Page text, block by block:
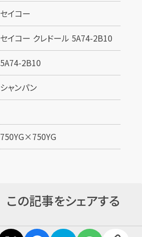
セイコー
セイコー クレドール 5A74-2B10
5A74-2B10
シャンパン
750YG×750YG
この記事をシェアする